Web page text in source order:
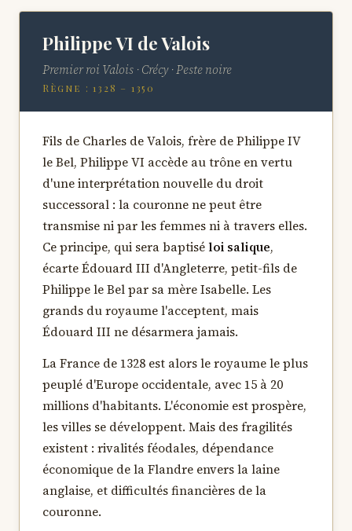
Philippe VI de Valois
Premier roi Valois · Crécy · Peste noire
Règne : 1328 – 1350
Fils de Charles de Valois, frère de Philippe IV
le Bel, Philippe VI accède au trône en vertu
d'une interprétation nouvelle du droit
successoral : la couronne ne peut être
transmise ni par les femmes ni à travers elles.
Ce principe, qui sera baptiséloi salique,
écarte Édouard III d'Angleterre, petit-fils de
Philippe le Bel par sa mère Isabelle. Les
grands du royaume l'acceptent, mais
Édouard III ne désarmera jamais.
La France de 1328 est alors le royaume le plus
peuplé d'Europe occidentale, avec 15 à 20
millions d'habitants. L'économie est prospère,
les villes se développent. Mais des fragilités
existent : rivalités féodales, dépendance
économique de la Flandre envers la laine
anglaise, et difficultés financières de la
couronne.